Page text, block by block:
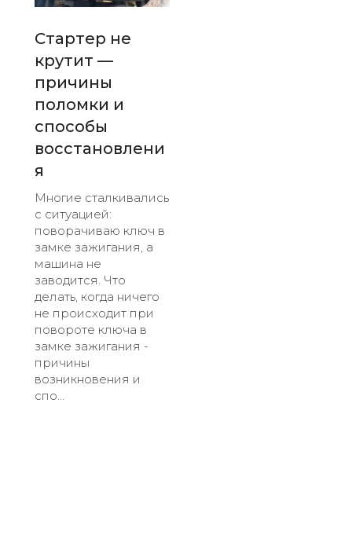
Стартер не
крутит —
причины
поломки и
способы
восстановлени
я
Многие сталкивались
с ситуацией:
поворачиваю ключ в
замке зажигания, а
машина не
заводится. Что
делать, когда ничего
не происходит при
повороте ключа в
замке зажигания -
причины
возникновения и
спо...